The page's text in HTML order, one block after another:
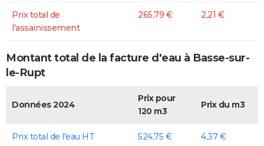
Prix total de
l'assainissement
265,79 € 2,21 €
Montant total de la facture d'eau à Basse-sur-
le-Rupt
Données 2024
Prix pour
120 m3
Prix du m3
Prix total de l'eau HT 524,75 € 4,37 €